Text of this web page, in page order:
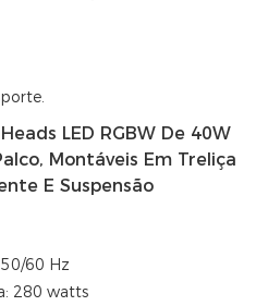
60 Hz
280 watts